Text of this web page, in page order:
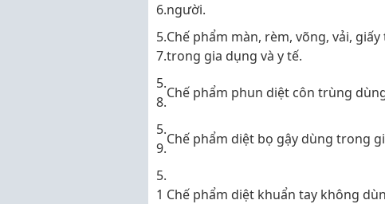
6.người.
5.
7.
Chế phẩm màn, rèm, võng, vải,
trong gia dụng và y tế.
5.
8.
Chế phẩm phun diệt côn trùng
5.
9.
Chế phẩm diệt bọ gậy dùng trong
5.
1 Chế phẩm diệt khuẩn tay không